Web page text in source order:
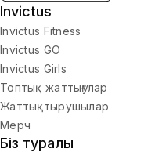
Invictus
Invictus Fitness
Invictus GO
Invictus Girls
Топтық жаттығулар
Жаттықтырушылар
Мерч
Біз туралы